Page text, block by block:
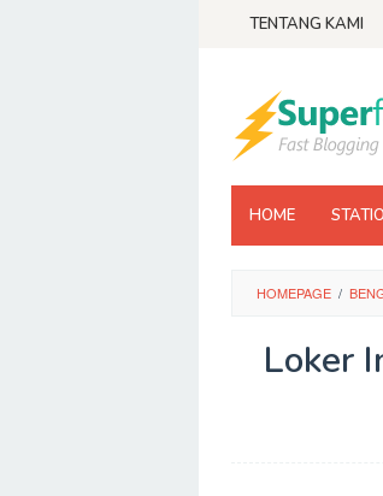
TENTANG KAMI
HOME
HOMEPAGE /
Loker